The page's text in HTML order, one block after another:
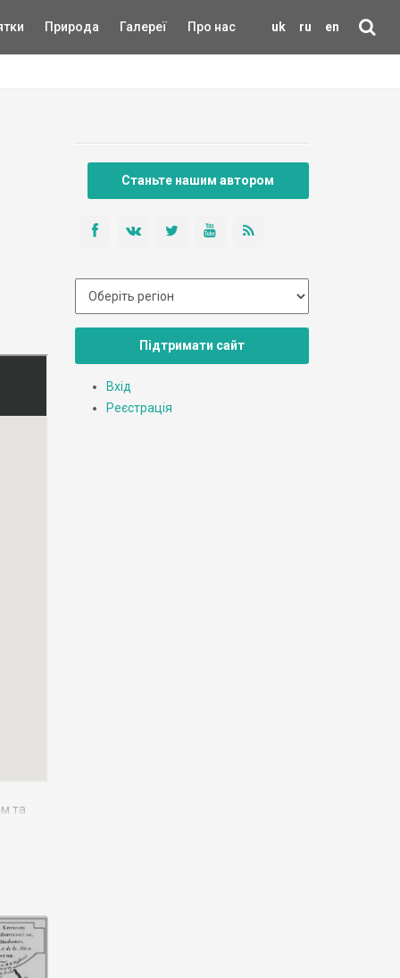
uk ru en
Природа Галереї Про нас
та
Станьте нашим автором
Підтримати сайт
Вхід
Реєстрація